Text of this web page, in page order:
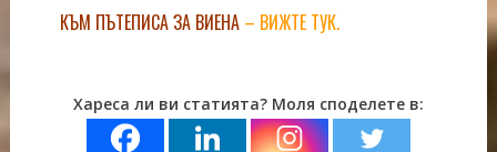
КЪМ ПЪТЕПИСА ЗА ВИЕНА– ВИЖТЕ ТУК.
Хареса ли ви статията? Моля споделете в: